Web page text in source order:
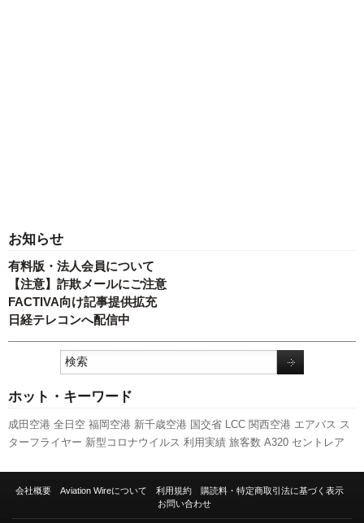
お知らせ
有料版・法人会員について
【注意】詐欺メールにご注意
FACTIVA向け記事提供拡充
日経テレコンへ配信中
ホット・キーワード
成田空港 全日空 福岡空港 新千歳空港 国交省 LCC 関西空港 エアバス ス
ターフライヤー 新型コロナウイルス 利用実績 旅客数 A320 セントレア
737NG A350 XWB 伊丹空港 先週の注目記事 777 ボーイング ANAホール
会社概要 Aviation Wireについて 利用規約
購読料・特定商取引法に基づく表示
お問い合わせ